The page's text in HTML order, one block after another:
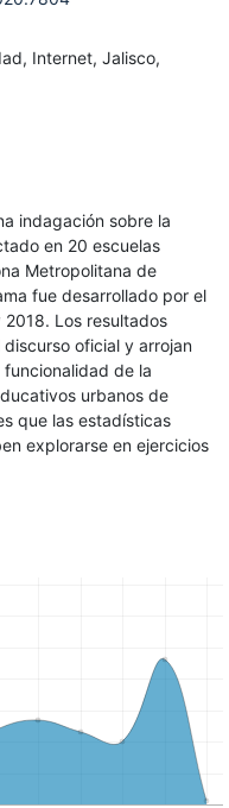
Internet, Jalisco,
indagación sobre la
en 20 escuelas
Metropolitana de
fue desarrollado por el
Los resultados
oficial y arrojan
de la
urbanos de
que las estadísticas
explorarse en ejercicios